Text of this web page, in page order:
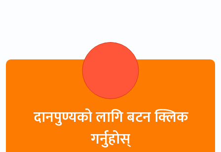
दानपुण्यको लागि बटन क्लिक
गर्नुहोस्